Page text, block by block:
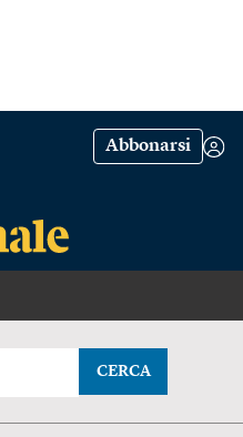
Abbonarsi
CERCA